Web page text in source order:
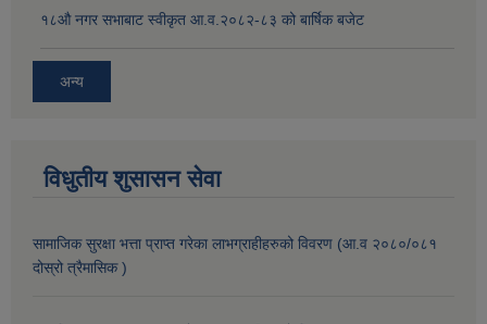
१८‍औ नगर सभाबाट स्वीकृत आ.व.२०८२-८३ को बार्षिक बजेट
अन्य
विधुतीय शुसासन सेवा
सामाजिक सुरक्षा भत्ता प्राप्त गरेका लाभग्राहीहरुको विवरण (आ.व २०८०/०८१
दोस्रो त्रैमासिक )